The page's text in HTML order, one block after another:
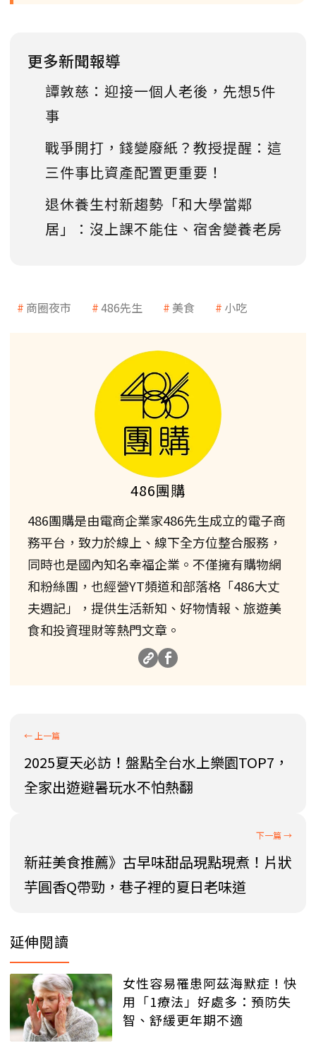
更多新聞報導
譚敦慈：迎接一個人老後，先想5件
事
戰爭開打，錢變廢紙？教授提醒：這
三件事比資產配置更重要！
退休養生村新趨勢「和大學當鄰
居」：沒上課不能住、宿舍變養老房
商圈夜市 486先生 美食 小吃
486團購
486團購是由電商企業家486先生成立的電子商
務平台，致力於線上、線下全方位整合服務，
同時也是國內知名幸福企業。不僅擁有購物網
和粉絲團，也經營YT頻道和部落格「486大丈
夫週記」，提供生活新知、好物情報、旅遊美
食和投資理財等熱門文章。
2025夏天必訪！盤點全台水上樂園TOP7，
全家出遊避暑玩水不怕熱翻
新莊美食推薦》古早味甜品現點現煮！片狀
芋圓香Q帶勁，巷子裡的夏日老味道
延伸閱讀
女性容易罹患阿茲海默症！快
用「1療法」好處多：預防失
智、舒緩更年期不適